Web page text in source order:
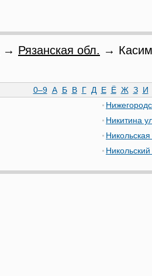
→ Рязанская обл. →
0–9 А Б В Г Д Е Ё Ж З И
Никитина